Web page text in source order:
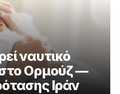
ναυτικό
Ορμούζ —
Ιράν